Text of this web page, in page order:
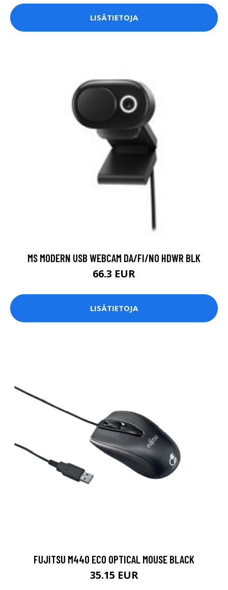
LISÄTIETOJA
MS MODERN USB WEBCAM DA/FI/NO HDWR BLK
66.3 EUR
LISÄTIETOJA
FUJITSU M440 ECO OPTICAL MOUSE BLACK
35.15 EUR